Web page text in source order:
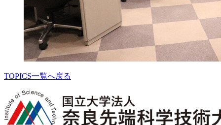
TOPICS一覧へ戻る